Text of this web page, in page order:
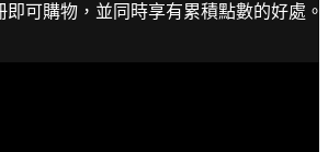
可購物，並同時享有累積點數的好處。